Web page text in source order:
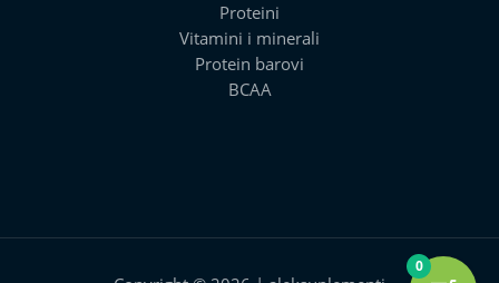
Proteini
Vitamini i minerali
Protein barovi
BCAA
0